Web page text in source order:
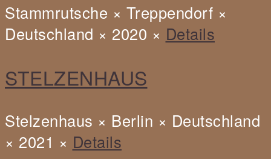
Stammrutsche × Treppendorf ×
Deutschland × 2020 × Details
STELZENHAUS
Stelzenhaus × Berlin × Deutschland
× 2021 × Details